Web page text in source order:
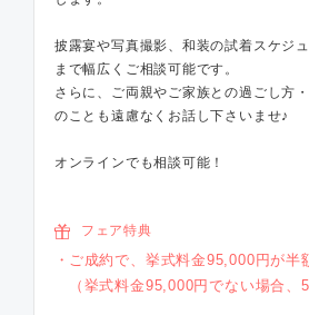
披露宴や写真撮影、和装の試着スケジ
まで幅広くご相談可能です。
さらに、ご両親やご家族との過ごし方
のことも遠慮なくお話し下さいませ♪
オンラインでも相談可能！
フェア特典
ご成約で、挙式料金95,000円が半
（挙式料金95,000円でない場合、